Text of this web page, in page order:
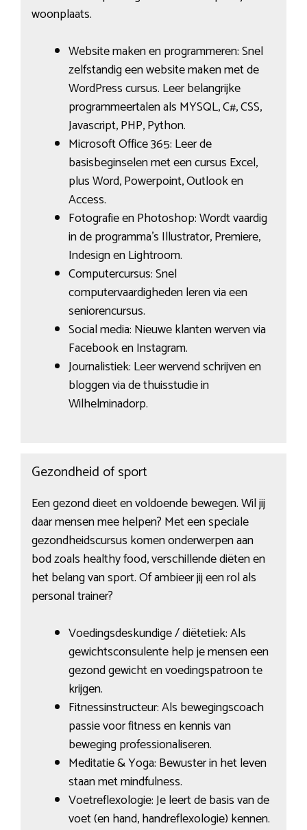
woonplaats.
Website maken en programmeren: Snel
zelfstandig een website maken met de
WordPress cursus. Leer belangrijke
programmeertalen als MYSQL, C#, CSS,
Javascript, PHP, Python.
Microsoft Office 365: Leer de
basisbeginselen met een cursus Excel,
plus Word, Powerpoint, Outlook en
Access.
Fotografie en Photoshop: Wordt vaardig
in de programma’s Illustrator, Premiere,
Indesign en Lightroom.
Computercursus: Snel
computervaardigheden leren via een
seniorencursus.
Social media: Nieuwe klanten werven via
Facebook en Instagram.
Journalistiek: Leer wervend schrijven en
bloggen via de thuisstudie in
Wilhelminadorp.
Gezondheid of sport
Een gezond dieet en voldoende bewegen. Wil jij
daar mensen mee helpen? Met een speciale
gezondheidscursus komen onderwerpen aan
bod zoals healthy food, verschillende diëten en
het belang van sport. Of ambieer jij een rol als
personal trainer?
Voedingsdeskundige / diëtetiek: Als
gewichtsconsulente help je mensen een
gezond gewicht en voedingspatroon te
krijgen.
Fitnessinstructeur: Als bewegingscoach
passie voor fitness en kennis van
beweging professionaliseren.
Meditatie & Yoga: Bewuster in het leven
staan met mindfulness.
Voetreflexologie: Je leert de basis van de
voet (en hand, handreflexologie) kennen.